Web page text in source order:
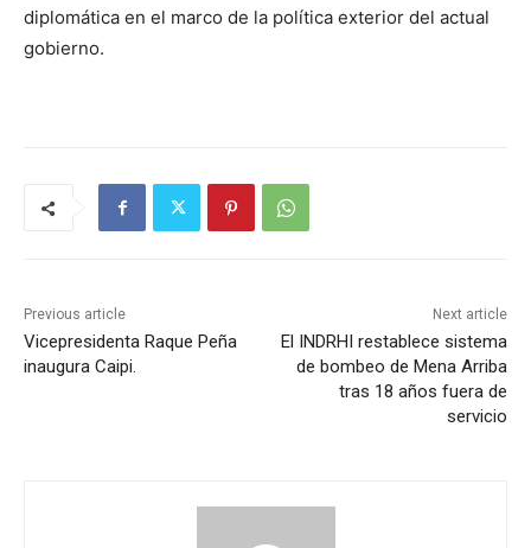
diplomática en el marco de la política exterior del actual
gobierno.
Previous article
Vicepresidenta Raque Peña
inaugura Caipi.
Next article
El INDRHI restablece sistema
de bombeo de Mena Arriba
tras 18 años fuera de
servicio